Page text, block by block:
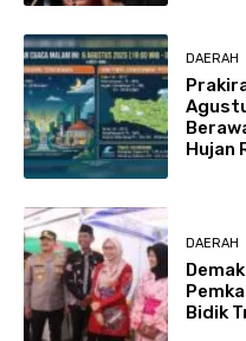
DAERAH
Hujan
DAERAH
Bidik